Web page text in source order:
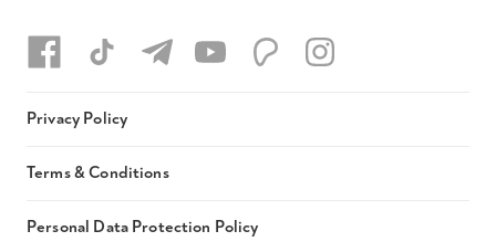
Privacy Policy
Terms & Conditions
Personal Data Protection Policy